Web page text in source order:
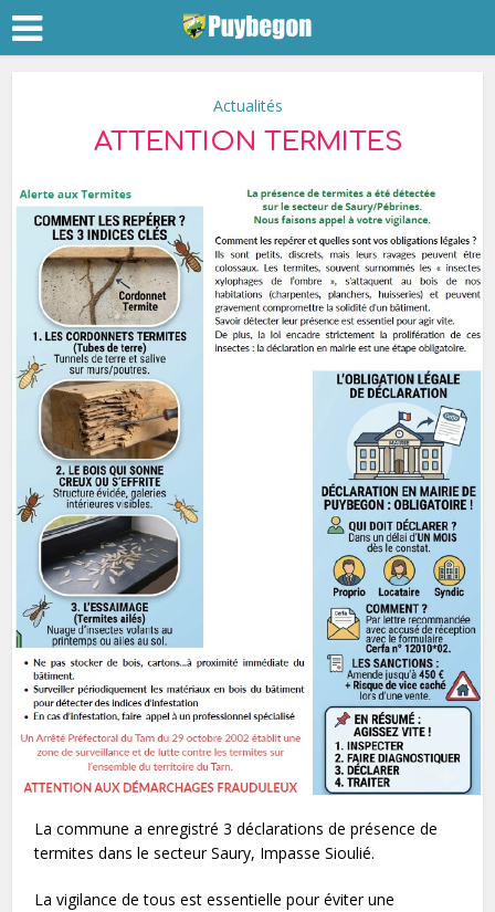
Actualités
ATTENTION TERMITES
La commune a enregistré 3 déclarations de présence de
termites dans le secteur Saury, Impasse Sioulié.
La vigilance de tous est essentielle pour éviter une